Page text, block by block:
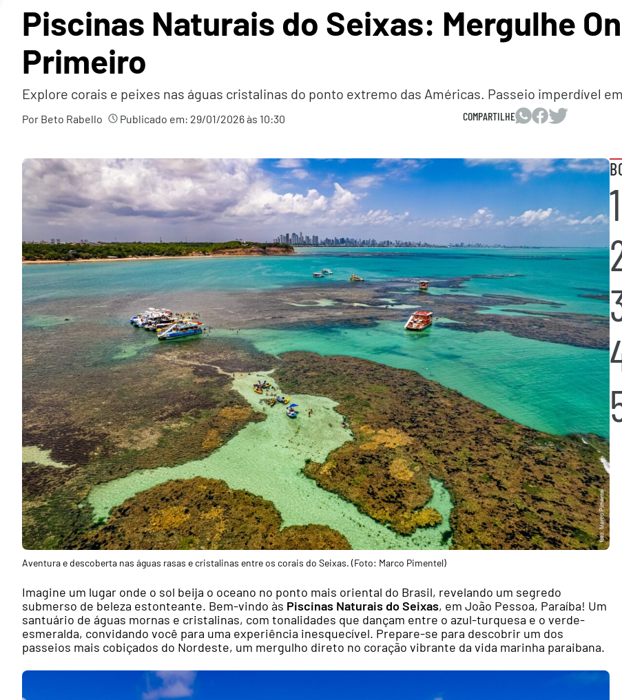
Piscinas Naturais do Seixas: Mergulhe
Primeiro
Explore corais e peixes nas águas cristalinas do ponto extremo das Américas. Passeio imperdível
Por Beto Rabello Publicado em: 29/01/2026 às 10:30 COMPARTILHE
Aventura e descoberta nas águas rasas e cristalinas entre os corais do Seixas. (Foto: Marco Pimentel)
Imagine um lugar onde o sol beija o oceano no ponto mais oriental do Brasil, revelando um segredo
submerso de beleza estonteante. Bem-vindo às Piscinas Naturais do Seixas, em João Pessoa, Paraíba! Um
santuário de águas mornas e cristalinas, com tonalidades que dançam entre o azul-turquesa e o verde-
esmeralda, convidando você para uma experiência inesquecível. Prepare-se para descobrir um dos
passeios mais cobiçados do Nordeste, um mergulho direto no coração vibrante da vida marinha paraibana.
1